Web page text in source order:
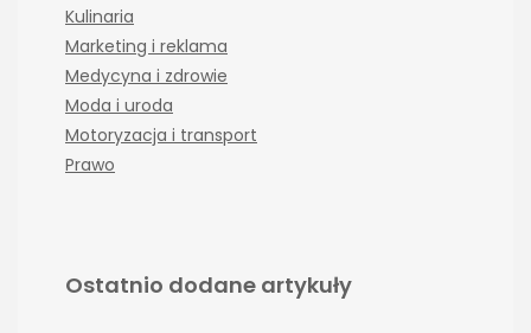
Kulinaria
Marketing i reklama
Medycyna i zdrowie
Moda i uroda
Motoryzacja i transport
Prawo
Ostatnio dodane artykuły